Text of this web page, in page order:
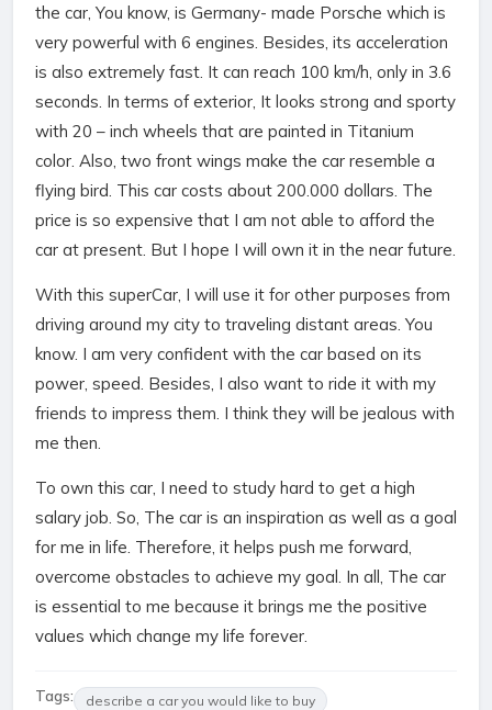
the car, You know, is Germany- made Porsche which is
very powerful with 6 engines. Besides, its acceleration
is also extremely fast. It can reach 100 km/h, only in 3.6
seconds. In terms of exterior, It looks strong and sporty
with 20 – inch wheels that are painted in Titanium
color. Also, two front wings make the car resemble a
flying bird. This car costs about 200.000 dollars. The
price is so expensive that I am not able to afford the
car at present. But I hope I will own it in the near future.
With this superCar, I will use it for other purposes from
driving around my city to traveling distant areas. You
know. I am very confident with the car based on its
power, speed. Besides, I also want to ride it with my
friends to impress them. I think they will be jealous with
me then.
To own this car, I need to study hard to get a high
salary job. So, The car is an inspiration as well as a goal
for me in life. Therefore, it helps push me forward,
overcome obstacles to achieve my goal. In all, The car
is essential to me because it brings me the positive
values which change my life forever.
Tags:
describe a car you would like to buy